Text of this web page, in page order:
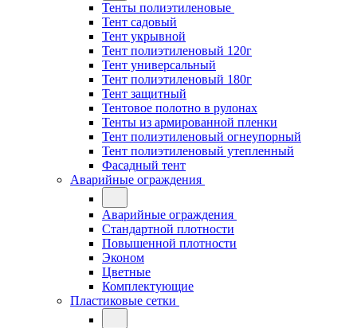
Тенты полиэтиленовые
Тент садовый
Тент укрывной
Тент полиэтиленовый 120г
Тент универсальный
Тент полиэтиленовый 180г
Тент защитный
Тентовое полотно в рулонах
Тенты из армированной пленки
Тент полиэтиленовый огнеупорный
Тент полиэтиленовый утепленный
Фасадный тент
Аварийные ограждения
Аварийные ограждения
Стандартной плотности
Повышенной плотности
Эконом
Цветные
Комплектующие
Пластиковые сетки